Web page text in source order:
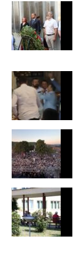
sedam i osam
izvoznici, a
mještana da
zakonu. U
iz “Drvo-
Klječanin za
Uplaćene
Podatke o
moguće
pojedinačne
Iz Poreske
informaciju o
2025. godini
pojedinačne
dali pravdajući
FBiH rekli su